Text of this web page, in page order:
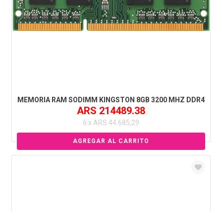
MEMORIA RAM SODIMM KINGSTON 8GB 3200 MHZ DDR4
ARS 214489.38
6 x ARS 44.685,29